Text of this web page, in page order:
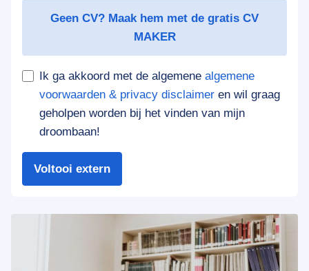
Geen CV? Maak hem met de gratis CV
MAKER
Ik ga akkoord met de algemenealgemene
voorwaarden & privacy disclaimer en wil graag
geholpen worden bij het vinden van mijn
droombaan!
Voltooi extern